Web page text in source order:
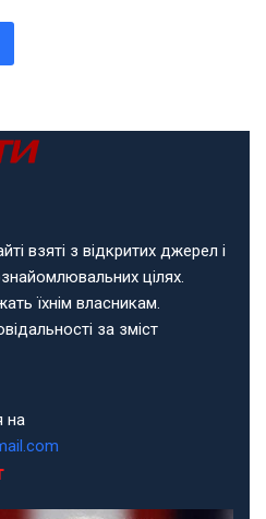
взяті з відкритих джерел і
цілях.
їхнім власникам.
за зміст
на